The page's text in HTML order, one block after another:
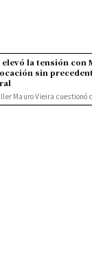
la tensión con
sin
Mauro Vieira cuestionó